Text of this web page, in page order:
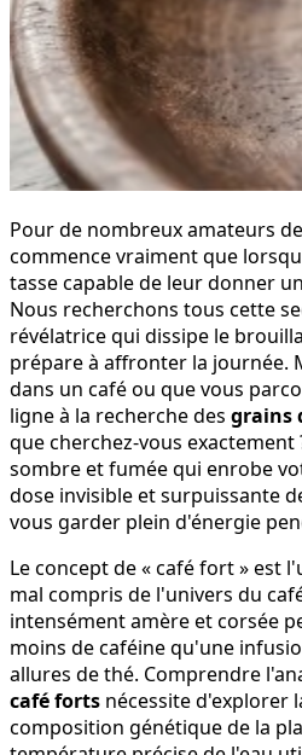
Pour de nombreux amateurs
commence vraiment que
tasse capable de leur donner
Nous recherchons tous cette
révélatrice qui dissipe le
prépare à affronter la journée.
dans un café ou que vous
ligne à la recherche des grains
que cherchez-vous exactement
sombre et fumée qui enrobe
dose invisible et surpuissante
vous garder plein d'énergie
Le concept de « café fort » est
mal compris de l'univers du
intensément amère et corsée
moins de caféine qu'une
allures de thé. Comprendre
café forts nécessite d'explorer
composition génétique de la